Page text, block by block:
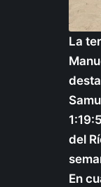
La
del
En